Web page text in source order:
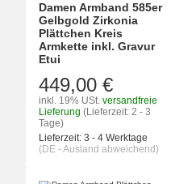
Damen Armband 585er
Gelbgold Zirkonia
Plättchen Kreis
Armkette inkl. Gravur
Etui
449,00 €
inkl. 19% USt. versandfreie
Lieferung (Lieferzeit: 2 - 3
Tage)
Lieferzeit: 3 - 4 Werktage
(DE - Ausland abweichend)